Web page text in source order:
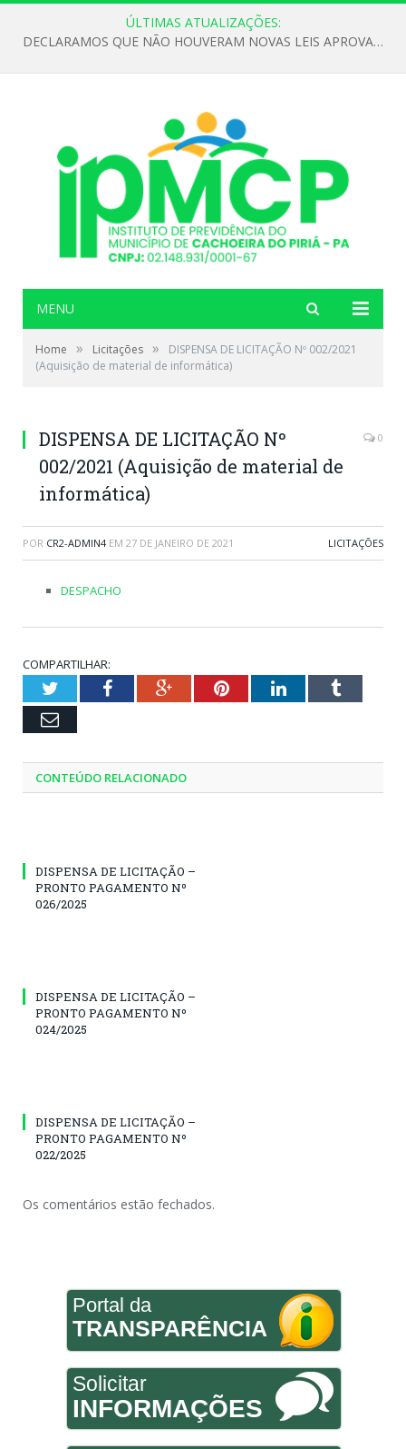
ÚLTIMAS ATUALIZAÇÕES:
DECLARAMOS QUE NÃO HOUVERAM NOVAS LEIS APROVADAS ATÉ O MOMENTO PARA O INSTITUTO DE PREVIDÊNCIA NO ANO DE 2026
MENU
Home » Licitações »
DISPENSA DE LICITAÇÃO Nº 002/2021
(Aquisição de material de informática)
DISPENSA DE LICITAÇÃO Nº
002/2021 (Aquisição de material de
informática)
0
POR CR2-ADMIN4 EM 27 DE JANEIRO DE 2021 LICITAÇÕES
DESPACHO
COMPARTILHAR:
TwitterFacebookGoogle+PinterestLinkedInTumblr
Email
CONTEÚDO RELACIONADO
DISPENSA DE LICITAÇÃO –
PRONTO PAGAMENTO Nº
026/2025
DISPENSA DE LICITAÇÃO –
PRONTO PAGAMENTO Nº
024/2025
DISPENSA DE LICITAÇÃO –
PRONTO PAGAMENTO Nº
022/2025
Os comentários estão fechados.
Portal da
TRANSPARÊNCIA
Solicitar
INFORMAÇÕES